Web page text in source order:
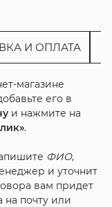
И ОПЛАТА
магазине
его в
и нажмите на
.
ФИО,
и уточнит
вам придет
почту или